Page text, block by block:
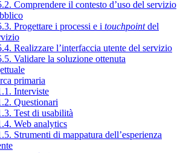
Comprendere il contesto d’uso del servizio
Progettare i processi e i touchpointdel
Realizzare l’interfaccia utente del servizio
Validare la soluzione ottenuta
primaria
Interviste
Questionari
Test di usabilità
Web analytics
Strumenti di mappatura dell’esperienza